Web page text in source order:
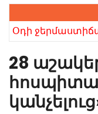
Օդի
28